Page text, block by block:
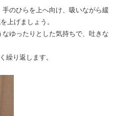
のひらを上へ向け、吸いながら緩
上げましょう。
ゆったりとした気持ちで、吐きな
繰り返します。